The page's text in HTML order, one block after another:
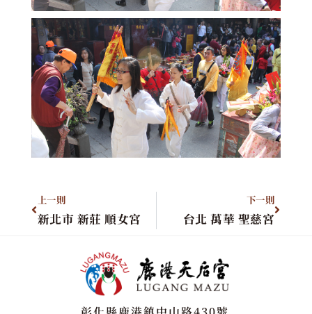
上一則
新北市 新莊 順女宮
下一則
台北 萬華 聖慈宮